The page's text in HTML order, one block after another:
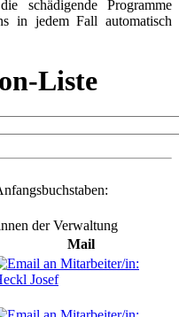
schädigende Programme
in jedem Fall automatisch
Liste
der Verwaltung
Mail